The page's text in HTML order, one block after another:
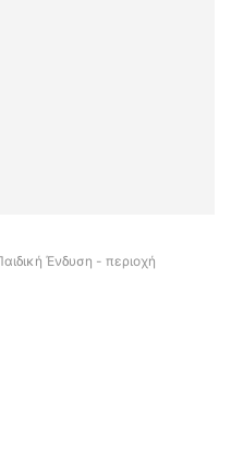
Ένδυση - περιοχή